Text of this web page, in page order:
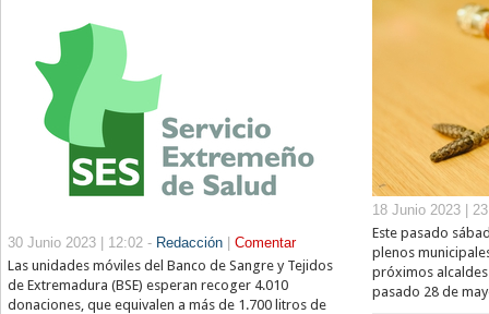
30 Junio 2023 | 12:02 - Redacción| Comentar
Las unidades móviles del Banco de Sangre y Tejidos
de Extremadura (BSE) esperan recoger 4.010
donaciones, que equivalen a más de 1.700 litros de
18 Junio 2023 |
Este pasado
plenos
próximos alcaldes
pasado 28 de